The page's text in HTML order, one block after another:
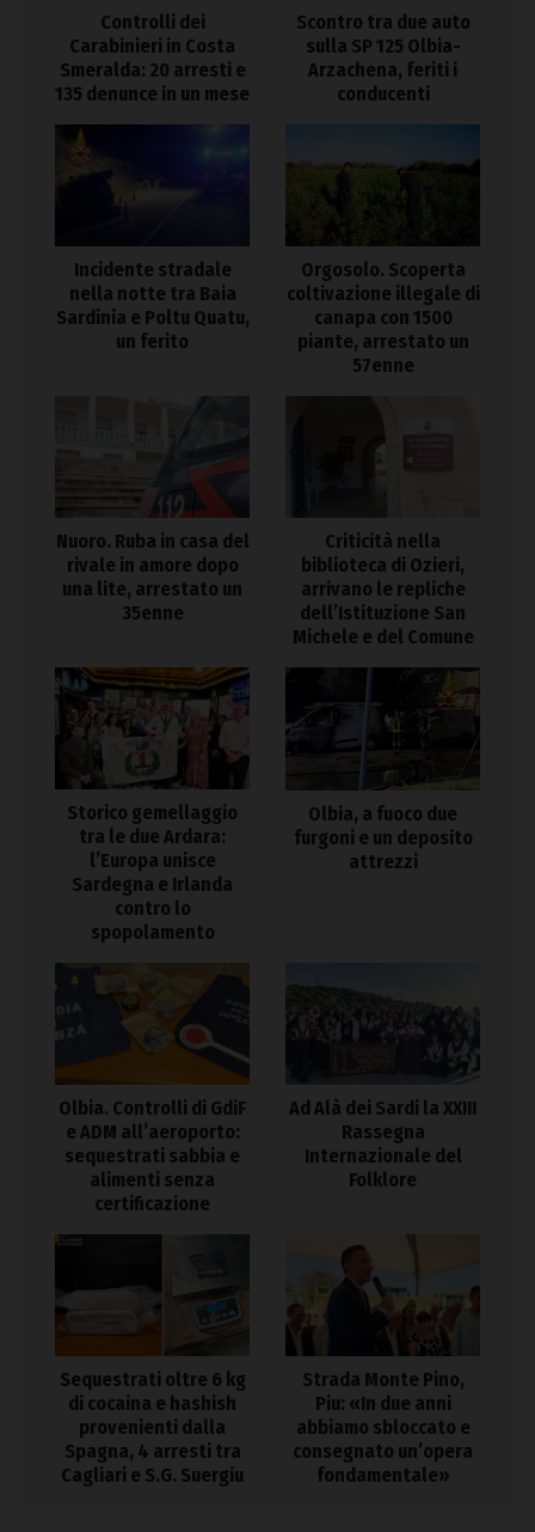
Controlli dei
Carabinieri in Costa
Smeralda: 20 arresti e
135 denunce in un mese
Scontro tra due auto
sulla SP 125 Olbia-
Arzachena, feriti i
conducenti
Incidente stradale
nella notte tra Baia
Sardinia e Poltu Quatu,
un ferito
Orgosolo. Scoperta
coltivazione illegale di
canapa con 1500
piante, arrestato un
57enne
Nuoro. Ruba in casa del
rivale in amore dopo
una lite, arrestato un
35enne
Criticità nella
biblioteca di Ozieri,
arrivano le repliche
dell’Istituzione San
Michele e del Comune
Storico gemellaggio
tra le due Ardara:
l’Europa unisce
Sardegna e Irlanda
contro lo
spopolamento
Olbia, a fuoco due
furgoni e un deposito
attrezzi
Olbia. Controlli di GdiF
e ADM all’aeroporto:
sequestrati sabbia e
alimenti senza
certificazione
Ad Alà dei Sardi la XXIII
Rassegna
Internazionale del
Folklore
Sequestrati oltre 6 kg
di cocaina e hashish
provenienti dalla
Spagna, 4 arresti tra
Cagliari e S.G. Suergiu
Strada Monte Pino,
Piu: «In due anni
abbiamo sbloccato e
consegnato un’opera
fondamentale»